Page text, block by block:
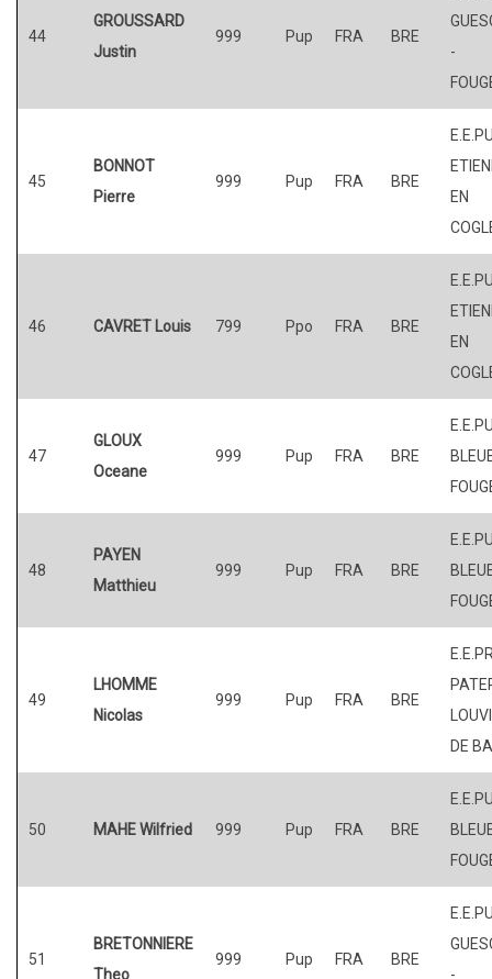
44
GROUSSARD
Justin
999 Pup FRA BRE
-
45
BONNOT
Pierre
999 Pup FRA BRE
EN
46 CAVRET Louis 799 Ppo FRA BRE
EN
47
GLOUX
Oceane
999 Pup FRA BRE
48
PAYEN
Matthieu
999 Pup FRA BRE
49
LHOMME
Nicolas
999 Pup FRA BRE
DE
50 MAHE Wilfried 999 Pup FRA BRE
51
BRETONNIERE
Theo
999 Pup FRA BRE
-